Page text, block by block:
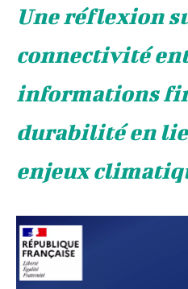
Une réflexion
connectivité
informations
durabilité en
enjeux